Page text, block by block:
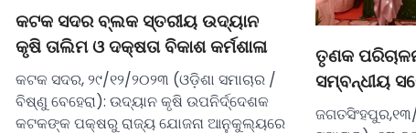
କଟକ ସଦର ବ୍ଲକ ସ୍ତରୀୟ ଉଦ୍ୟାନ
କୃଷି ତାଲିମ ଓ ଦକ୍ଷତା ବିକାଶ କର୍ମଶାଳା
କଟକ ସଦର, ୨୯/୧୨/୨୦୨୩ (ଓଡ଼ିଶା ସମାଚାର /
ବିଷ୍ଣୁ ବେହେରା): ଉଦ୍ୟାନ କୃଷି ଉପନିର୍ଦ୍ଦେଶକ
କଟକଙ୍କ ପକ୍ଷରୁ ରାଜ୍ୟ ଯୋଜନା ଆନୁକୁଲ୍ୟରେ
ତୃଣକ
ସମ୍ବନ୍ଧୀୟ